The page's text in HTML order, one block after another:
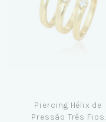
Piercing Hélix de
Pressão Três Fios